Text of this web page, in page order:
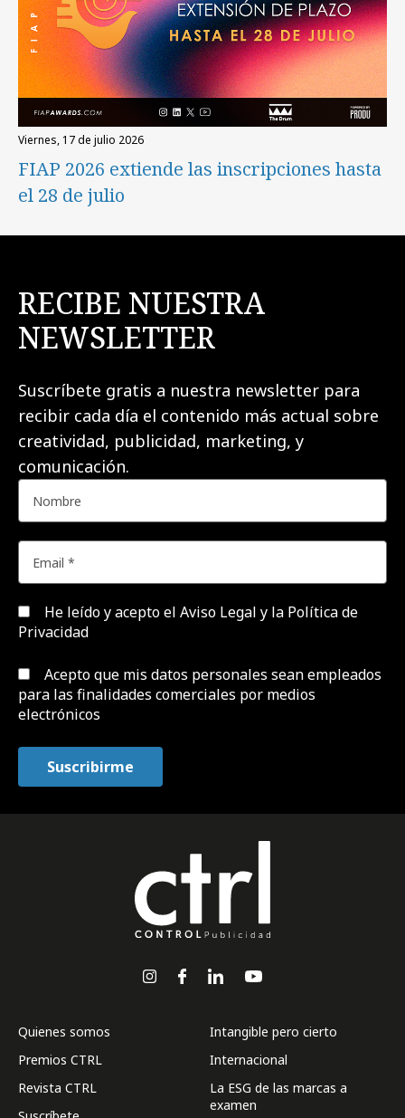
viernes, 17 de julio 2026
FIAP 2026 extiende las inscripciones hasta
el 28 de julio
RECIBE NUESTRA
NEWSLETTER
Suscríbete gratis a nuestra newsletter para
recibir cada día el contenido más actual sobre
creatividad, publicidad, marketing, y
comunicación.
He leído y acepto el Aviso Legal y la Política de
Privacidad
Acepto que mis datos personales sean empleados
para las finalidades comerciales por medios
electrónicos
Quienes somos
Premios CTRL
Revista CTRL
Intangible pero cierto
Internacional
La ESG de las marcas a
examen